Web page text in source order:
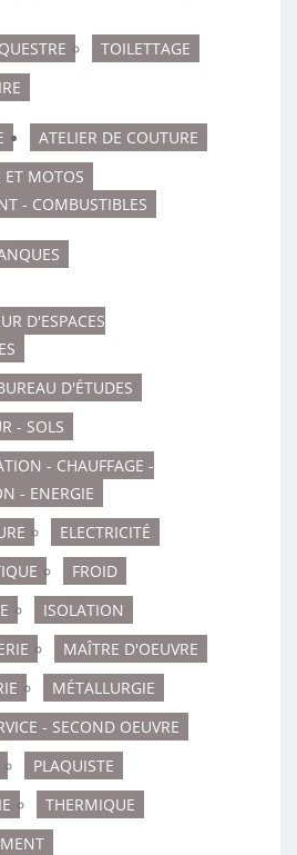
TOILETTAGE
ATELIER DE COUTURE
MOTOS
- COMBUSTIBLES
D'ESPACES
D'ÉTUDES
- SOLS
- CHAUFFAGE -
- ENERGIE
ELECTRICITÉ
FROID
ISOLATION
MAÎTRE D'OEUVRE
MÉTALLURGIE
- SECOND OEUVRE
PLAQUISTE
THERMIQUE